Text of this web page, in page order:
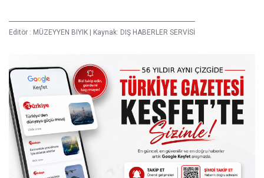
Editör : MÜZEYYEN BIYIK Kaynak: DIŞ HABERLER SERVİSİ